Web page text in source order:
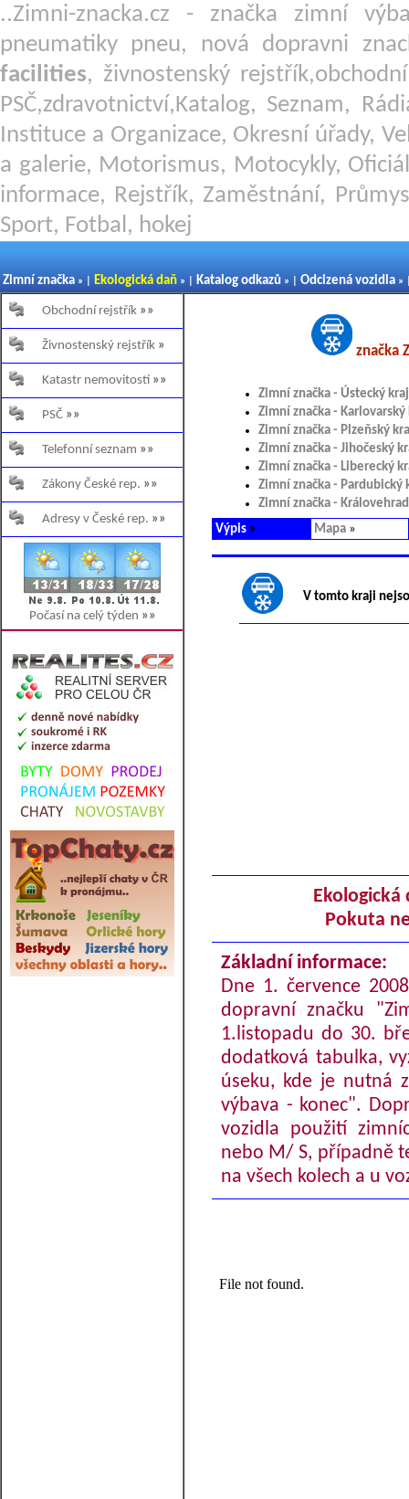
..Zimni-znacka.cz - značka zimní
pneumatiky pneu, nová dopravni
facilities, živnostenský
PSČ,zdravotnictví,Katalog, Seznam,
Instituce a Organizace, Okresní úřady,
a galerie, Motorismus, Motocykly,
informace, Rejstřík, Zaměstnání,
Sport, Fotbal, hokej
Zimní značka » | Ekologická daň » | Katalog odkazů » | Odcizená vozidla »
Obchodní rejstřík »»
Živnostenský rejstřík »
Katastr nemovitostí »»
PSČ »»
Telefonní seznam »»
Zákony České rep. »»
Adresy v České rep. »»
Počasí na celý týden »»
značka
Zimní značka - Ústecký kraj
Zimní značka - Karlovarský
Zimní značka - Plzeňský
Zimní značka - Jihočeský
Zimní značka - Liberecký
Zimní značka - Pardubický
Zimní značka -
Výpis » Mapa »
V tomto kraji
Pokuta
Základní informace:
Dne 1. července
dopravní značku
1.listopadu do 30.
dodatková tabulka,
úseku, kde je nutná
výbava - konec".
vozidla použití
nebo M/ S, případně
na všech kolech a u